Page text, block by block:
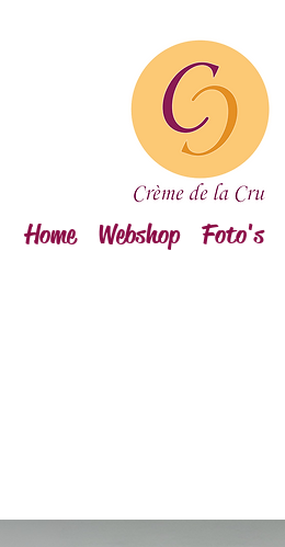
Home Webshop Foto's